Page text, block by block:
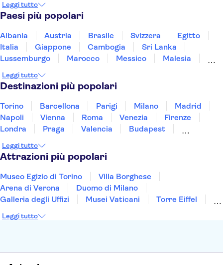
Museo del Louvre
Hôtel des Invalides
Reggia di Versailles
Pont d'Avignon
Mont Saint-Michel
MUCEM
Castello di Chenonceau
Leggi tutto
Paesi più popolari
Albania Austria Brasile Svizzera
Egitto
Italia
Giappone Cambogia
Sri Lanka
Lussemburgo
Marocco Messico
Malesia
Tunisia
Turchia Vietnam
Leggi tutto
Destinazioni più popolari
Torino Barcellona Parigi Milano
Madrid
Napoli
Vienna Roma Venezia
Firenze
Londra
Praga Valencia
Budapest
Palermo
Leggi tutto
Attrazioni più popolari
Museo Egizio di Torino
Villa Borghese
Arena di Verona
Duomo di Milano
Galleria degli Uffizi
Musei Vaticani
Torre Eiffel
Reggia di Caserta
Leggi tutto